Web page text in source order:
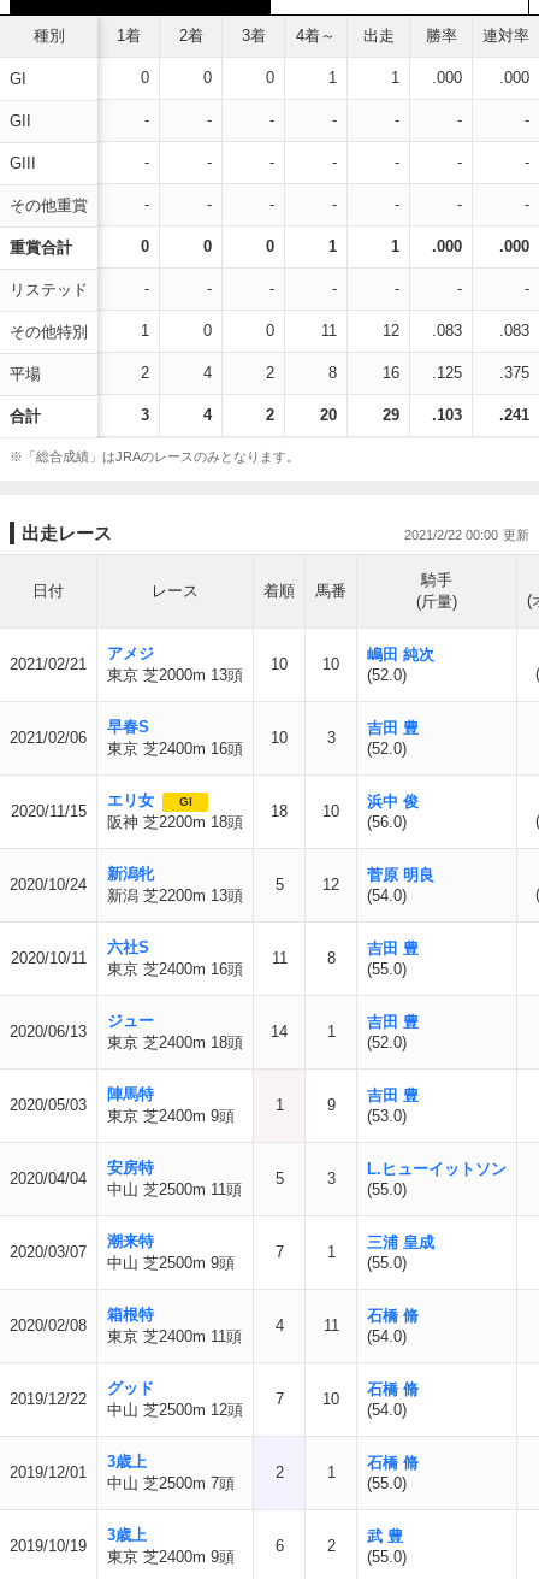
種別
GI
GII
GIII
その他重賞
重賞合計
リステッド
その他特別
平場
合計
1着 2着 3着 4着～ 出走 勝率 連対率
0 0 0 1 1 .000 .000
- - - - - - -
- - - - - - -
- - - - - - -
0 0 0 1 1 .000 .000
- - - - - - -
1 0 0 11 12 .083 .083
2 4 2 8 16 .125 .375
3 4 2 20 29 .103 .241
※「総合成績」はJRAのレースのみとなります。
出走レース 2021/2/22 00:00
日付 レース 着順 馬番
騎手
(斤量)
(
2021/02/21
アメジ
東京 芝2000m 13頭
10 10
嶋田 純次
(52.0)
2021/02/06
早春S
東京 芝2400m 16頭
10 3
吉田 豊
(52.0)
2020/11/15
エリ女 GI
阪神 芝2200m 18頭
18 10
浜中 俊
(56.0)
2020/10/24
新潟牝
新潟 芝2200m 13頭
5 12
菅原 明良
(54.0)
2020/10/11
六社S
東京 芝2400m 16頭
11 8
吉田 豊
(55.0)
2020/06/13
ジュー
東京 芝2400m 18頭
14 1
吉田 豊
(52.0)
2020/05/03
陣馬特
東京 芝2400m 9頭
1 9
吉田 豊
(53.0)
2020/04/04
安房特
中山 芝2500m 11頭
5 3
L.ヒューイットソン
(55.0)
2020/03/07
潮来特
中山 芝2500m 9頭
7 1
三浦 皇成
(55.0)
2020/02/08
箱根特
東京 芝2400m 11頭
4 11
石橋 脩
(54.0)
2019/12/22
グッド
中山 芝2500m 12頭
7 10
石橋 脩
(54.0)
2019/12/01
3歳上
中山 芝2500m 7頭
2 1
石橋 脩
(55.0)
2019/10/19
3歳上
東京 芝2400m 9頭
6 2
武 豊
(55.0)